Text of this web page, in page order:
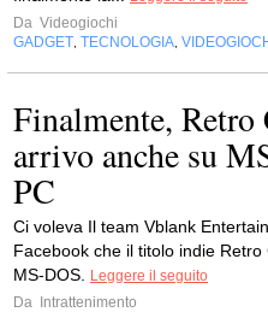
Da Videogiochi
GADGET TECNOLOGIA
Finalmente,
arrivo anche su
PC
Ci voleva Il team Vblank
Facebook che il titolo indie
MS-DOS.
Leggere il seguito
Da
Intrattenimento